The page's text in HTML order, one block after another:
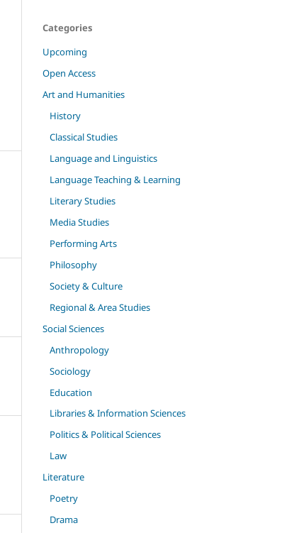
Categories
Upcoming
Open Access
Art and Humanities
History
Classical Studies
Language and Linguistics
Language Teaching & Learning
Literary Studies
Media Studies
Performing Arts
Philosophy
Society & Culture
Regional & Area Studies
Social Sciences
Anthropology
Sociology
Education
Libraries & Information Sciences
Politics & Political Sciences
Law
Literature
Poetry
Drama